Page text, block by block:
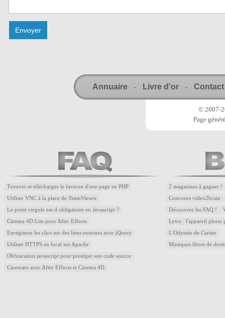
Annuaire - Livre d'or - Contact
© 2007-
Page
Trouver et télécharger le favicon d'une page en PHP
Utiliser VNC à la place de TeamViewer
Le point virgule est-il obligatoire en Javascript ?
Cinema 4D Lite pour After Effects
Enregistrer les clics sur des liens externes avec jQuery
Utiliser HTTPS en local sur Apache
Obfuscation javascript pour protéger son code source
Cineware avec After Effects et Cinema 4D
2 magazines à gagner !
Concours video2brain
Découvrez les FAQ !
Lytro : l'appareil photo
L'Odyssée de Cartier
Musiques libres de